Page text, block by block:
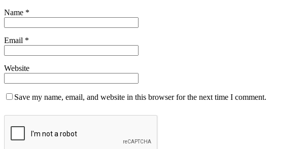
Name *
Email *
Website
Save my name, email, and website in this browser for the next time I comment.